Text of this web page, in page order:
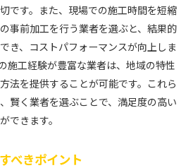
です。また、現場での施工時間を短縮
事前加工を行う業者を選ぶと、結果的
き、コストパフォーマンスが向上しま
施工経験が豊富な業者は、地域の特性
法を提供することが可能です。これら
賢く業者を選ぶことで、満足度の高い
できます。
べきポイント